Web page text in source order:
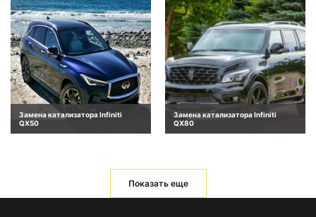
Замена катализатора Infiniti
QX50
Замена катализатора Infiniti
QX80
Показать еще